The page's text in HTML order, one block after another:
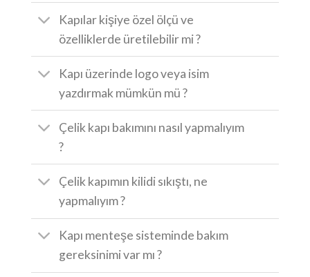
Kapılar kişiye özel ölçü ve
özelliklerde üretilebilir mi ?
Kapı üzerinde logo veya isim
yazdırmak mümkün mü ?
Çelik kapı bakımını nasıl yapmalıyım
?
Çelik kapımın kilidi sıkıştı, ne
yapmalıyım ?
Kapı menteşe sisteminde bakım
gereksinimi var mı ?